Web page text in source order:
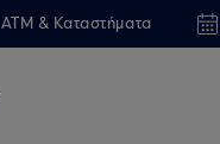
ATM & Καταστήματα